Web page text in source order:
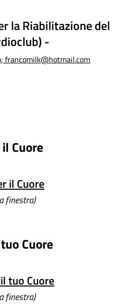
la Riabilitazione del
-
francomilk@hotmail.com
Cuore
il Cuore
finestra)
Cuore
tuo Cuore
finestra)